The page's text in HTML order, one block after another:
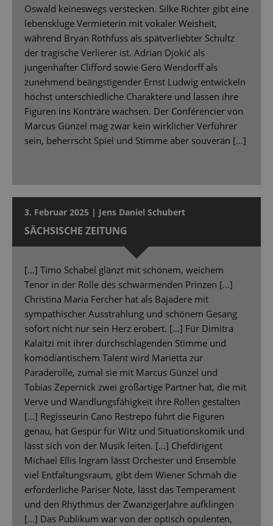
Oswald keineswegs verstecken. Silke Richter gibt eine
lebenskluge Vermieterin mit vokaler Weisheit,
während Bryan Rothfuss als spätverliebter Schultz
der tragische Verlierer ist. Adrian Djokić als
jungenhafter Clifford sowie Gero Wendorff als
zunehmend beängstigender Ernst Ludwig entwickeln
höchst unterschiedliche Charaktere und lassen ihre
Figuren ins Konträre wachsen. Der Conférencier von
Marcus Günzel mag zwar kein wirklicher Verführer
sein, beherrscht Spiel und Stimme aber souverän [...]
3. Februar 2025 | Jens Daniel Schubert
SÄCHSISCHE ZEITUNG
[...] Timo Schabel glänzt mit schönem, weichem
Tenor in der Rolle des schwärmenden Prinzen […]
Christina Maria Fercher hat als Bajadere mit
sympathischer Ausstrahlung und schönem Gesang
sofort nicht nur sein Herz erobert. […] Für Dimitra
Kalaitzi mit ihrer durchschlagenden Stimme und
komödiantischem Talent wird Marietta zur
Paraderolle, zumal sie mit Marcus Günzel und
Tobias Zepernick zwei großartige Partner hat, die mit
Verve und Wandlungsfähigkeit ihre Rollen gestalten
[…] Regisseurin Cano Restrepo führt die Figuren
genau, hat Gespür für Witz und Situationskomik und
lässt sich von der Musik leiten. […] Chefdirigent
Michael Ellis Ingram lässt Orchester und Ensemble
viel Entfaltungsraum, gibt dem Wiener Schmäh die
erforderliche Pariser Note, lässt das Temperament
und den Rhythmus der ZwanzigerJahre aufklingen
[…] Das Publikum war von der optisch opulenten,